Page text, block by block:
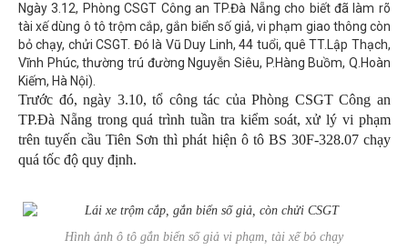
Ngày 3.12, Phòng CSGT Công an TP.Đà Nẵng cho biết đã làm rõ
tài xế dùng ô tô trộm cắp, gắn biển số giả, vi phạm giao thông còn
bỏ chạy, chửi CSGT. Đó là Vũ Duy Linh, 44 tuổi, quê TT.Lập Thạch,
Vĩnh Phúc, thường trú đường Nguyễn Siêu, P.Hàng Buồm, Q.Hoàn
Kiếm, Hà Nội).
Trước đó, ngày 3.10, tổ công tác của Phòng CSGT Công an
TP.Đà Nẵng trong quá trình tuần tra kiểm soát, xử lý vi phạm
trên tuyến cầu Tiên Sơn thì phát hiện ô tô BS 30F-328.07 chạy
quá tốc độ quy định.
Hình ảnh ô tô gắn biển số giả vi phạm, tài xế bỏ chạy